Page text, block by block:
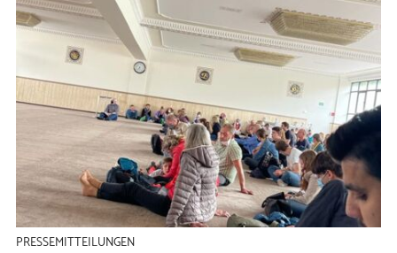
PRESSEMITTEILUNGEN